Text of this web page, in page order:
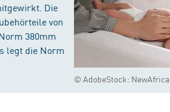
© AdobeStock: NewAfrica
Die
von
380mm
legt die Norm